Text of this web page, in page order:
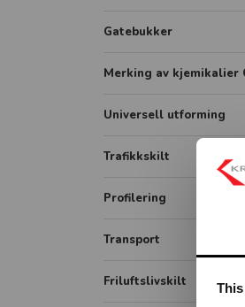
FHI plakater
Gatebukker
Merking av kjemikalier
Universell utforming
Symbolskilt
Piktogram skilt
Trafikkskilt
Forbudsskilt
Varslingsutstyr
Opplysningsskilt
Profilering
Transport
ADR / farlig gods
Friluftslivskilt